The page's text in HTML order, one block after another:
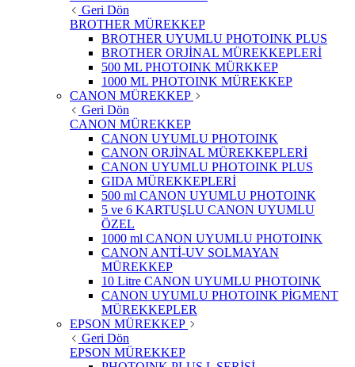
Geri Dön
BROTHER MÜREKKEP
BROTHER UYUMLU PHOTOINK PLUS
BROTHER ORJİNAL MÜREKKEPLERİ
500 ML PHOTOINK MÜRKKEP
1000 ML PHOTOINK MÜREKKEP
CANON MÜREKKEP
Geri Dön
CANON MÜREKKEP
CANON UYUMLU PHOTOINK
CANON ORJİNAL MÜREKKEPLERİ
CANON UYUMLU PHOTOINK PLUS
GIDA MÜREKKEPLERİ
500 ml CANON UYUMLU PHOTOINK
5 ve 6 KARTUŞLU CANON UYUMLU
ÖZEL
1000 ml CANON UYUMLU PHOTOINK
CANON ANTİ-UV SOLMAYAN
MÜREKKEP
10 Litre CANON UYUMLU PHOTOINK
CANON UYUMLU PHOTOINK PİGMENT
MÜREKKEPLER
EPSON MÜREKKEP
Geri Dön
EPSON MÜREKKEP